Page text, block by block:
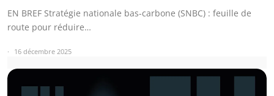
EN BREF Stratégie nationale bas-carbone (SNBC) : feuille de
route pour réduire…
16 décembre 2025